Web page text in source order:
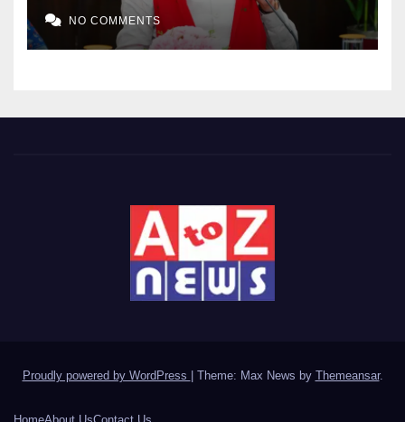
NO COMMENTS
Proudly powered by WordPress Theme: Max News by Themeansar.